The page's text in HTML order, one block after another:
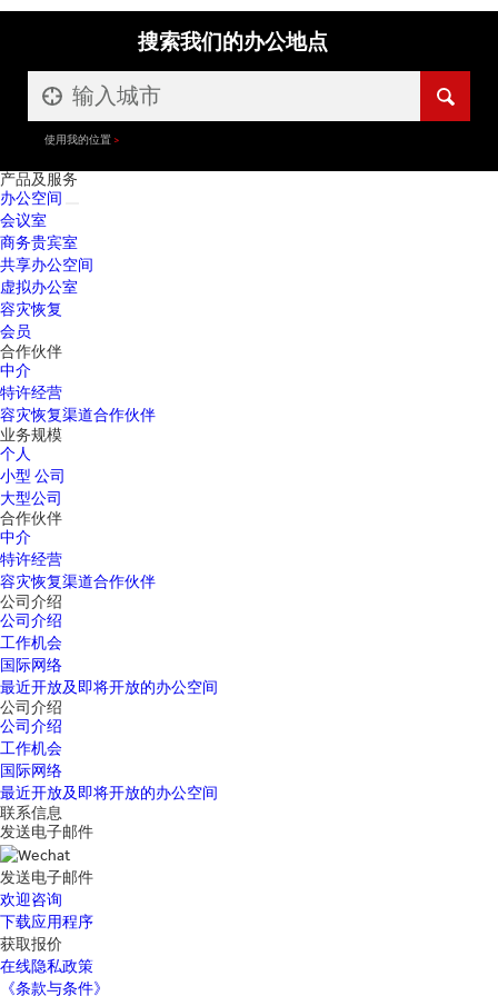
搜索我们的办公地点
使用我的位置
产品及服务
办公空间
会议室
商务贵宾室
共享办公空间
虚拟办公室
容灾恢复
会员
合作伙伴
中介
特许经营
容灾恢复渠道合作伙伴
业务规模
个人
小型 公司
大型公司
合作伙伴
中介
特许经营
容灾恢复渠道合作伙伴
公司介绍
公司介绍
工作机会
国际网络
最近开放及即将开放的办公空间
公司介绍
公司介绍
工作机会
国际网络
最近开放及即将开放的办公空间
联系信息
发送电子邮件
发送电子邮件
欢迎咨询
下载应用程序
获取报价
在线隐私政策
《条款与条件》